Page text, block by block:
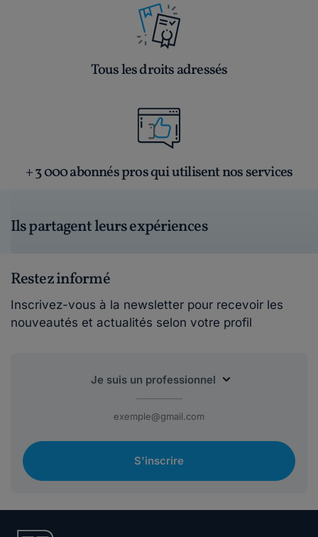
Tous les droits adressés
+ 3 000 abonnés pros qui utilisent nos services
Ils partagent leurs expériences
Restez informé
Inscrivez-vous à la newsletter pour recevoir les
nouveautés et actualités selon votre profil
S'inscrire